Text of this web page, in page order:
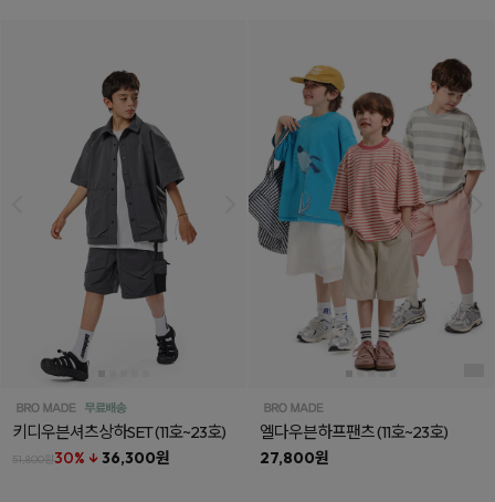
키디우븐셔츠상하SET(11호~23호)
51,800원30% ↓ 36,300원
엘다우븐하프팬츠(11호~23호)
27,800원